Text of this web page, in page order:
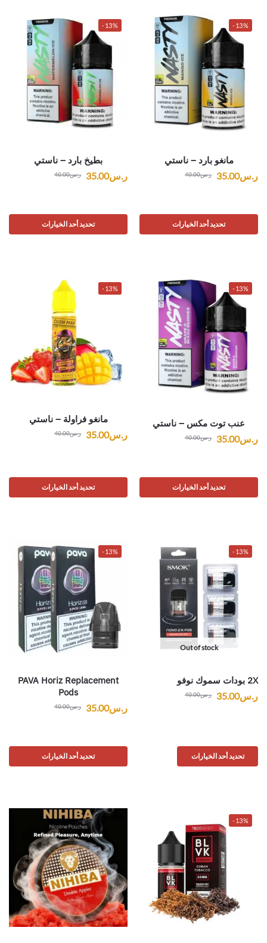
-13%
مانغو بارد – ناستي
ر.س40.00 ر.س35.00
تحديد أحد الخيارات
-13%
بطيخ بارد – ناستي
ر.س40.00 ر.س35.00
تحديد أحد الخيارات
-13%
عنب توت مكس – ناستي
ر.س40.00 ر.س35.00
تحديد أحد الخيارات
-13%
مانغو فراولة – ناستي
ر.س40.00 ر.س35.00
تحديد أحد الخيارات
-13%
Out of stock
2X بودات سموك نوفو
ر.س40.00 ر.س35.00
تحديد أحد الخيارات
-13%
PAVA Horiz Replacement
Pods
ر.س40.00 ر.س35.00
تحديد أحد الخيارات
-13%